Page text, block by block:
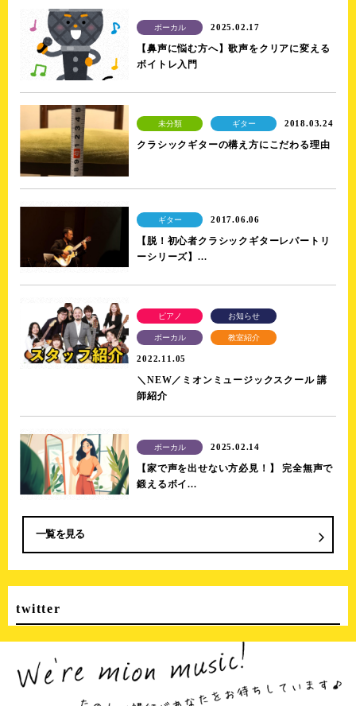
ボーカル 2025.02.17
【鼻声に悩む方へ】歌声をクリアに変える
ボイトレ入門
未分類 ギター 2018.03.24
クラシックギターの構え方にこだわる理由
ギター 2017.06.06
【脱！初心者クラシックギターレパートリ
ーシリーズ】...
ピアノ お知らせ
ボーカル 教室紹介
2022.11.05
＼NEW／ミオンミュージックスクール 講
師紹介
ボーカル 2025.02.14
【家で声を出せない方必見！】 完全無声で
鍛えるボイ...
一覧を見る
twitter